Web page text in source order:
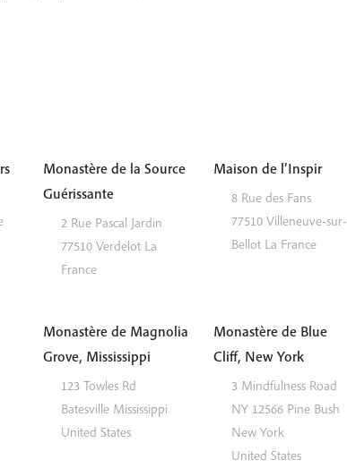
Monastère de la Source
Guérissante
2 Rue Pascal Jardin
77510 Verdelot La
France
Maison de l’Inspir
8 Rue des Fans
77510 Villeneuve-sur-
Bellot La France
Monastère de Magnolia
Grove, Mississippi
123 Towles Rd
Batesville Mississippi
United States
Monastère de Blue
Cliff, New York
3 Mindfulness Road
NY 12566 Pine Bush
New York
United States